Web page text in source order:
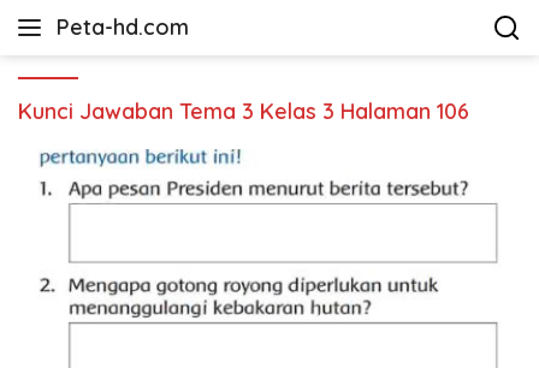
Peta-hd.com
Kumpulan
HD
Kunci Jawaban Tema 3 Kelas 3 Halaman 106